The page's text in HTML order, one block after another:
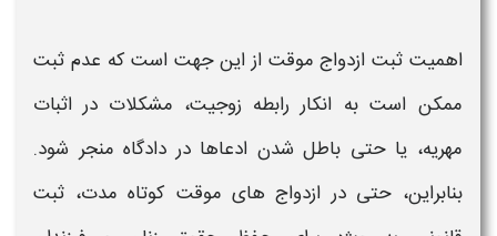
اهمیت ثبت ازدواج موقت از این جهت است که عدم ثبت
ممکن است به انکار رابطه زوجیت، مشکلات در اثبات
مهریه، یا حتی باطل شدن ادعاها در دادگاه منجر شود.
بنابراین، حتی در ازدواج های موقت کوتاه مدت، ثبت